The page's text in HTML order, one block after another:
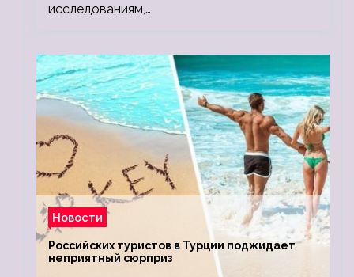
исследованиям,…
Новости
Российских туристов в Турции поджидает
неприятный сюрприз